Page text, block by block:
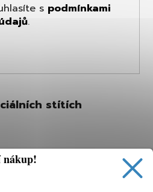
s podmínkami
.
stítích
nákup!